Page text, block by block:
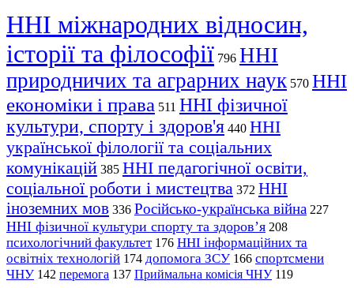
ННІ міжнародних відносин,
історії та філософії 796 ННІ
природничих та аграрних наук 570 ННІ
економіки і права 511 ННІ фізичної
культури, спорту і здоров'я 440 ННІ
української філології та соціальних
комунікацій 385 ННІ педагогічної освіти,
соціальної роботи і мистецтва 372 ННІ
іноземних мов 336 Російсько-українська війна 227
ННІ фізичної культури спорту та здоров’я 208
психологічний факультет 176 ННІ інформаційних та
освітніх технологій 174 допомога ЗСУ 166 спортсмени
ЧНУ 142 перемога 137 Приймальна комісія ЧНУ 119